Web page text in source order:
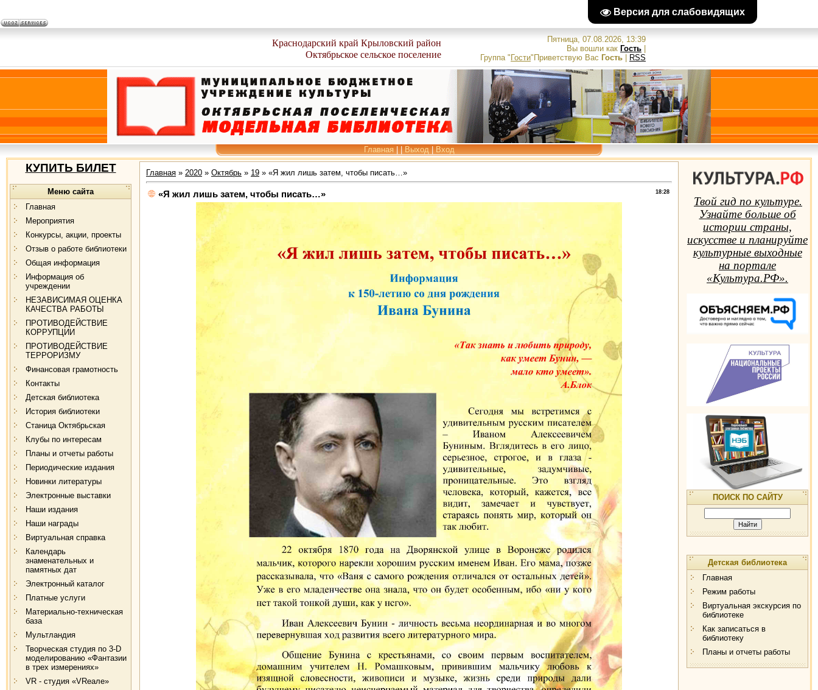
Версия для слабовидящих
Краснодарский край Крыловский район
Октябрьское сельское поселение
Пятница, 07.08.2026, 13:39
Вы вошли как Гость
Группа" Гости" Приветствую Вас Гость RSS
Главная||Выход|Вход
КУПИТЬ БИЛЕТ
Меню сайта
Главная
Мероприятия
Конкурсы, акции, проекты
Отзыв о работе библиотеки
Общая информация
Информация об
учреждении
НЕЗАВИСИМАЯ ОЦЕНКА
КАЧЕСТВА РАБОТЫ
ПРОТИВОДЕЙСТВИЕ
КОРРУПЦИИ
ПРОТИВОДЕЙСТВИЕ
ТЕРРОРИЗМУ
Финансовая грамотность
Контакты
Детская библиотека
История библиотеки
Станица Октябрьская
Клубы по интересам
Планы и отчеты работы
Периодические издания
Новинки литературы
Электронные выставки
Наши издания
Наши награды
Виртуальная справка
Календарь
знаменательных и
памятных дат
Электронный каталог
Платные услуги
Материально-техническая
база
Мультландия
Творческая студия по 3-D
моделированию «Фантазии
в трех измерениях»
VR - студия «VRеале»
Главная » 2020 » Октябрь » 19 » «Я жил лишь затем, чтобы писать…»
18:28
«Я жил лишь затем, чтобы писать…»
Твой гид по культуре.
Узнайте больше об
истории страны,
искусстве и планируйте
культурные выходные
на портале
«Культура.РФ».
ПОИСК ПО САЙТУ
Детская библиотека
Главная
Режим работы
Виртуальная экскурсия по
библиотеке
Как записаться в
библиотеку
Планы и отчеты работы